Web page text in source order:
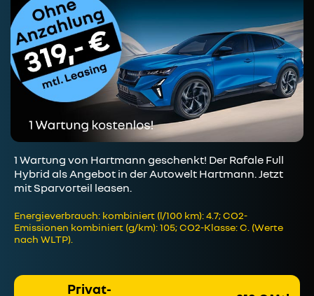
1 Wartung von Hartmann geschenkt! Der Rafale Full
Hybrid als Angebot in der Autowelt Hartmann. Jetzt
mit Sparvorteil leasen.
Energieverbrauch: kombiniert (l/100 km): 4.7; CO2-
Emissionen kombiniert (g/km): 105; CO2-Klasse: C. (Werte
nach WLTP).
Privat-